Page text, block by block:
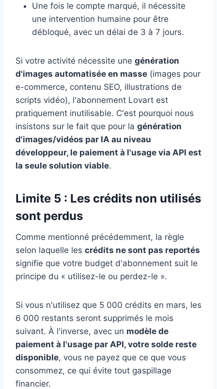
Une fois le compte marqué, il nécessite
une intervention humaine pour être
débloqué, avec un délai de 3 à 7 jours.
Si votre activité nécessite une génération
d'images automatisée en masse (images pour
e-commerce, contenu SEO, illustrations de
scripts vidéo), l'abonnement Lovart est
pratiquement inutilisable. C'est pourquoi nous
insistons sur le fait que pour la génération
d'images/vidéos par IA au niveau
développeur, le paiement à l'usage via API est
la seule solution viable.
Limite 5 : Les crédits non utilisés
sont perdus
Comme mentionné précédemment, la règle
selon laquelle les crédits ne sont pas reportés
signifie que votre budget d'abonnement suit le
principe du « utilisez-le ou perdez-le ».
Si vous n'utilisez que 5 000 crédits en mars, les
6 000 restants seront supprimés le mois
suivant. À l'inverse, avec un modèle de
paiement à l'usage par API, votre solde reste
disponible, vous ne payez que ce que vous
consommez, ce qui évite tout gaspillage
financier.